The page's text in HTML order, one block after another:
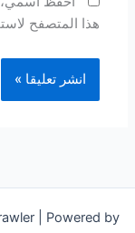
هذا المتصفح
| Powered by